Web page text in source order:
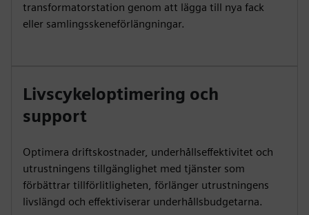
transformatorstation genom att lägga till nya fack
eller samlingsskeneförlängningar.
Livscykeloptimering och
support
Optimera driftskostnader, underhållseffektivitet och
utrustningens tillgänglighet med tjänster som
förbättrar tillförlitligheten, förlänger utrustningens
livslängd och effektiviserar underhållsbudgetarna.